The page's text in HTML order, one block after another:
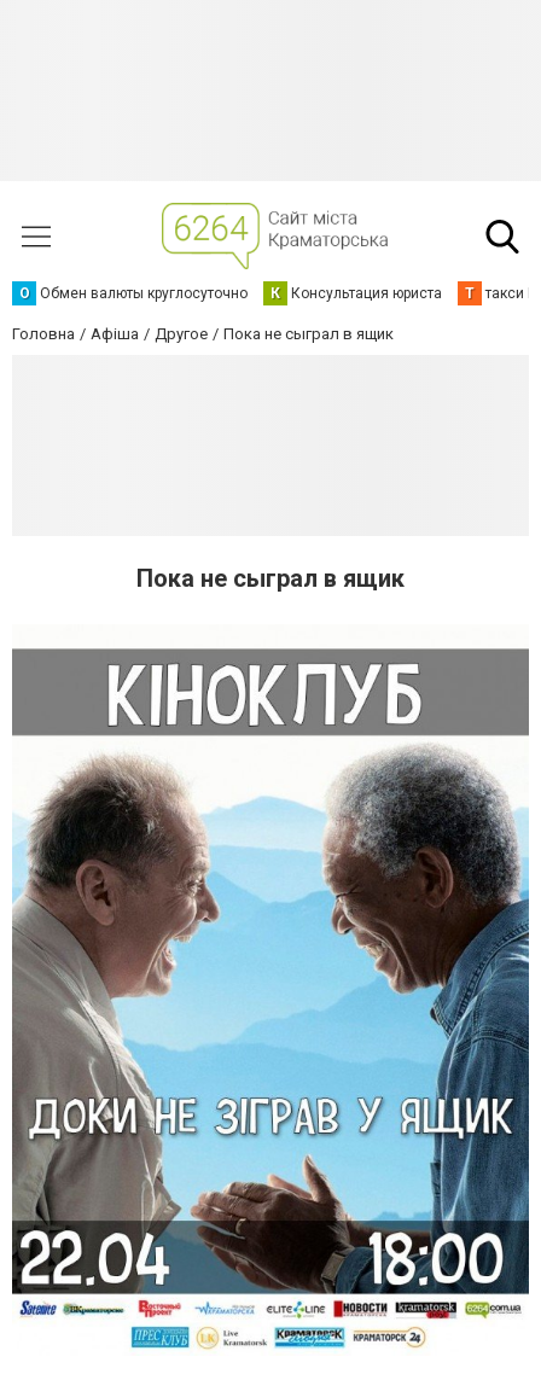
О Обмен валюты круглосуточно К Консультация юриста Т такси
Головна Афіша Другое Пока не сыграл в ящик
Пока не сыграл в ящик